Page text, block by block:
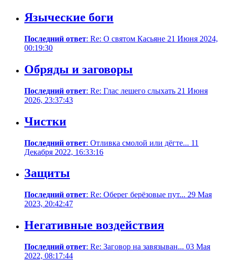
Языческие боги
Последний ответ: Re: О святом Касьяне 21 Июня 2024,
00:19:30
Обряды и заговоры
Последний ответ: Re: Глас лешего слыхать 21 Июня
2026, 23:37:43
Чистки
Последний ответ: Отливка смолой или дёгте... 11
Декабря 2022, 16:33:16
Защиты
Последний ответ: Re: Оберег берёзовые пут... 29 Мая
2023, 20:42:47
Негативные воздействия
Последний ответ: Re: Заговор на завязыван... 03 Мая
2022, 08:17:44